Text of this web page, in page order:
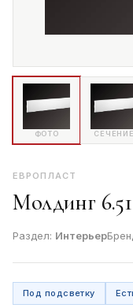
ФОТО СЕЧЕНИЕ
ЕВРОПЛАСТ
Молдинг
Раздел: Интерьер
Под подсветку